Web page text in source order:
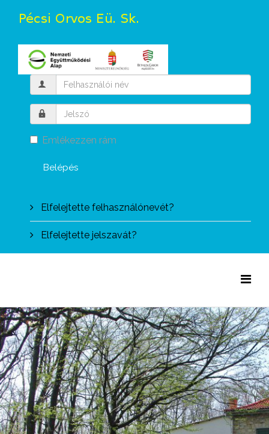
Emlékezzen rám
Belépés
Elfelejtette felhasználónevét?
Elfelejtette jelszavát?